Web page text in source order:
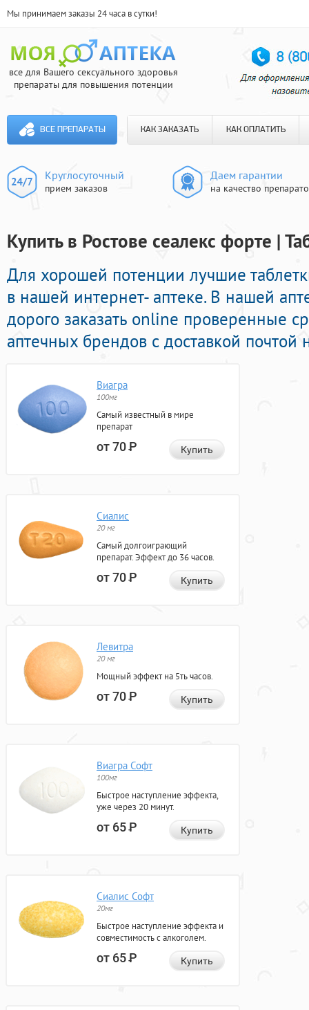
Мы принимаем заказы 24 часа в сутки!
все для Вашего сексуального здоровья
препараты для повышения потенции
ВСЕ ПРЕПАРАТЫ КАК ЗАКАЗАТЬ КАК ОПЛАТИТЬ
Круглосуточный
прием заказов
Даем гарантии
на качество
Купить в Ростове сеалекс форте |
Для хорошей потенции лучшие
в нашей интернет- аптеке. В нашей
дорого заказать online проверенные
аптечных брендов с доставкой почтой
Виагра
100мг
Самый известный в мире
препарат
от 70Р Купить
Сиалис
20 мг
Самый долгоиграющий
препарат. Эффект до 36 часов.
от 70Р Купить
Левитра
20 мг
Мощный эффект на 5ть часов.
от 70Р Купить
Виагра Софт
100мг
Быстрое наступление эффекта,
уже через 20 минут.
от 65Р Купить
Сиалис Софт
20мг
Быстрое наступление эффекта и
совместимость с алкоголем.
от 65Р Купить